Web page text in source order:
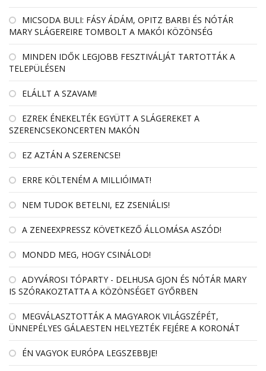
MICSODA BULI: FÁSY ÁDÁM, OPITZ BARBI ÉS NÓTÁR
MARY SLÁGEREIRE TOMBOLT A MAKÓI KÖZÖNSÉG
MINDEN IDŐK LEGJOBB FESZTIVÁLJÁT TARTOTTÁK A
TELEPÜLÉSEN
ELÁLLT A SZAVAM!
EZREK ÉNEKELTÉK EGYÜTT A SLÁGEREKET A
SZERENCSEKONCERTEN MAKÓN
EZ AZTÁN A SZERENCSE!
ERRE KÖLTENÉM A MILLIÓIMAT!
NEM TUDOK BETELNI, EZ ZSENIÁLIS!
A ZENEEXPRESSZ KÖVETKEZŐ ÁLLOMÁSA ASZÓD!
MONDD MEG, HOGY CSINÁLOD!
ADYVÁROSI TÓPARTY - DELHUSA GJON ÉS NÓTÁR MARY
IS SZÓRAKOZTATTA A KÖZÖNSÉGET GYŐRBEN
MEGVÁLASZTOTTÁK A MAGYAROK VILÁGSZÉPÉT,
ÜNNEPÉLYES GÁLAESTEN HELYEZTÉK FEJÉRE A KORONÁT
ÉN VAGYOK EURÓPA LEGSZEBBJE!